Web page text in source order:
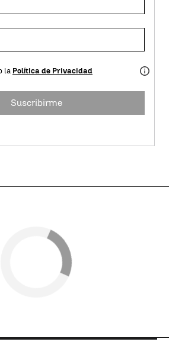
la Política de Privacidad
Suscribirme